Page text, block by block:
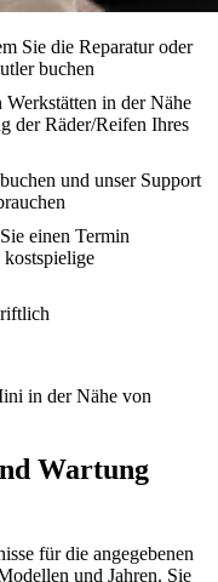
Sie die Reparatur oder
buchen
in der Nähe
der Räder/Reifen Ihres
und unser Support
einen Termin
kostspielige
in der Nähe von
Wartung
für die angegebenen
und Jahren. Sie